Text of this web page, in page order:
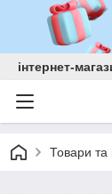
інтернет-
Товари та